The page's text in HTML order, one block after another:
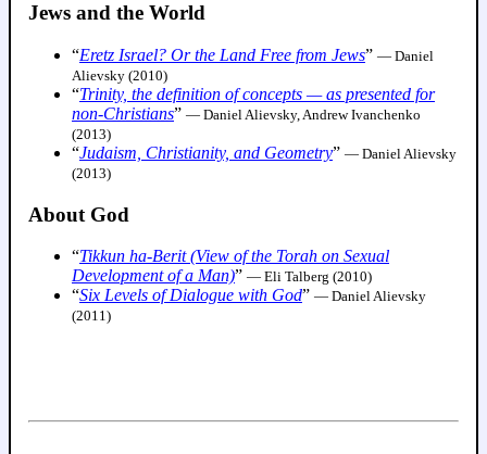
Jews and the World
“Eretz Israel? Or the Land Free from Jews” — Daniel
Alievsky (2010)
“Trinity, the definition of concepts — as presented for
non-Christians” — Daniel Alievsky, Andrew Ivanchenko
(2013)
“Judaism, Christianity, and Geometry” — Daniel Alievsky
(2013)
About God
“Tikkun ha-Berit (View of the Torah on Sexual
Development of a Man)” — Eli Talberg (2010)
“Six Levels of Dialogue with God” — Daniel Alievsky
(2011)